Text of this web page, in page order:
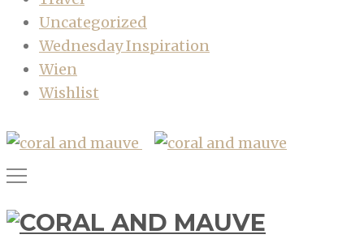
Uncategorized
Wednesday Inspiration
Wien
Wishlist